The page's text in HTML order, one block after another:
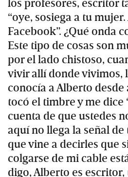
los profesores, escritor
“oye, sosiega a tu
Facebook”. ¿Qué onda
Este tipo de cosas son
por el lado chistoso,
vivir allí donde vivimos,
conocía a Alberto desde
tocó el timbre y me dice
cuenta de que ustedes
aquí no llega la señal de
que vine a decirles que
colgarse de mi cable
digo, Alberto es